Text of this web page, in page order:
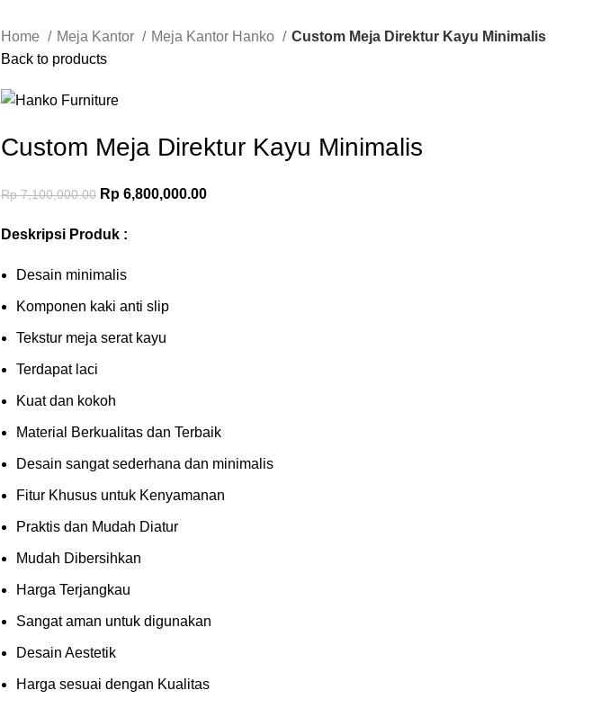
Home Meja Kantor Meja Kantor Hanko
Custom Meja Direktur Kayu Minimalis
Back to products
Custom Meja Direktur Kayu Minimalis
Rp7,100,000.00 Rp 6,800,000.00
Deskripsi Produk :
Desain minimalis
Komponen kaki anti slip
Tekstur meja serat kayu
Terdapat laci
Kuat dan kokoh
Material Berkualitas dan Terbaik
Desain sangat sederhana dan minimalis
Fitur Khusus untuk Kenyamanan
Praktis dan Mudah Diatur
Mudah Dibersihkan
Harga Terjangkau
Sangat aman untuk digunakan
Desain Aestetik
Harga sesuai dengan Kualitas